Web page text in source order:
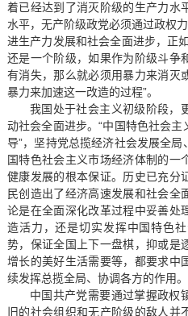
着已经达到了消灭阶级的生产力水
水平，无产阶级政党必须通过政权
进生产力发展和社会全面进步，正
还是一个阶级，如果作为阶级斗争
有消失，那么就必须用暴力来消灭
暴力来加速这一改造的过程”。
我国处于社会主义初级阶段，
动社会全面进步。“中国特色社会
导”，坚持党总揽经济社会发展全
国特色社会主义市场经济体制的一
健康发展的根本保证。历史已充分
民创造出了经济高速发展和社会全
论是在全面深化改革过程中妥善处
造活力，还是切实发挥中国特色
势，保证全国上下一盘棋，抑或是
增长的美好生活需要等，都要求中
续发挥总揽全局、协调各方的作用。
中国共产党需要通过掌握政权
旧的社会组织和无产阶级的敌人